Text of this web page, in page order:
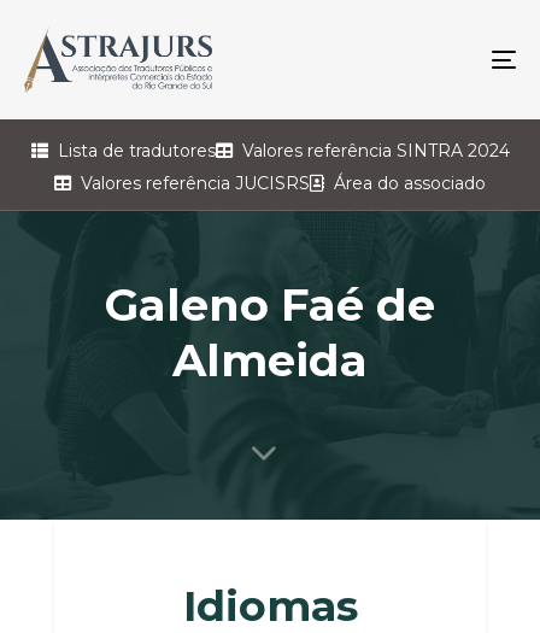
Lista de tradutores
Valores referência SINTRA 2024
Valores referência JUCISRS
Área do associado
Galeno Faé de
Almeida
Idiomas